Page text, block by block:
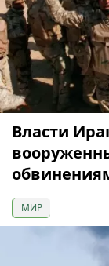
Власти
МИР